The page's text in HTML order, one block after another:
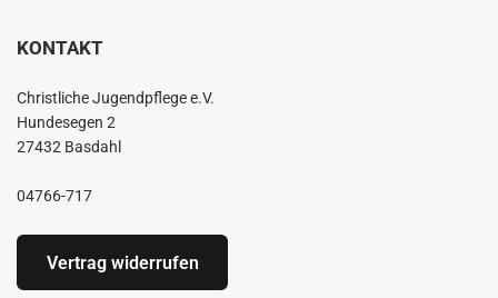
KONTAKT
Christliche Jugendpflege e.V.
Hundesegen 2
27432 Basdahl
04766-717
Vertrag widerrufen